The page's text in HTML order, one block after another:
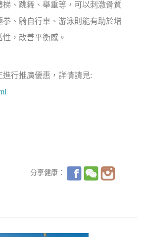
梯、跳舞、舉重等，可以刺激骨質
拳、騎自行車、游泳則能有助於增
，改善平衡感。
進行推廣優惠，詳情請見:
分享健康：